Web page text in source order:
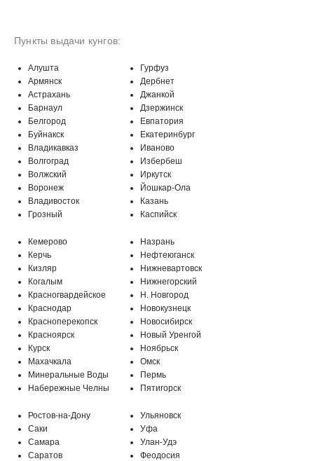
Пункты выдачи кунгов:
Алушта
Армянск
Астрахань
Барнаул
Белгород
Буйнакск
Владикавказ
Волгоград
Волжский
Воронеж
Владивосток
Грозный
Гурфуз
Дербнет
Джанкой
Дзержинск
Евпатория
Екатеринбург
Иваново
Избербеш
Иркутск
Йошкар-Ола
Казань
Каспийск
Кемерово
Керчь
Кизляр
Когалым
Красногвардейское
Краснодар
Красноперекопск
Красноярск
Курск
Махачкала
Минеральные Воды
Набережные Челны
Назрань
Нефтеюганск
Нижневартовск
Нижнегорский
Н. Новгород
Новокузнецк
Новосибирск
Новый Уренгой
Ноябрьск
Омск
Пермь
Пятигорск
Ростов-на-Дону
Саки
Самара
Саратов
Ульяновск
Уфа
Улан-Удэ
Феодосия
Бережковский проезд, 212